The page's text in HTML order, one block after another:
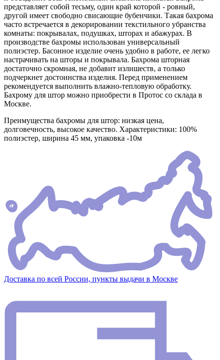
представляет собой тесьму, один край которой - ровный,
другой имеет свободно свисающие бубенчики. Такая бахрома
часто встречается в декорировании текстильного убранства
комнаты: покрывалах, подушках, шторах и абажурах. В
производстве бахромы использован универсальный
полиэстер. Басонное изделие очень удобно в работе, ее легко
настрачивать на шторы и покрывала. Бахрома шторная
достаточно скромная, не добавит излишеств, а только
подчеркнет достоинства изделия. Перед применением
рекомендуется выполнить влажно-тепловую обработку.
Бахрому для штор можно приобрести в Протос со склада в
Москве.
Преимущества бахромы для штор: низкая цена,
долговечность, высокое качество. Характеристики: 100%
полиэстер, ширина 45 мм, упаковка -10м
Доставка по всей России, пункты выдачи в Москве